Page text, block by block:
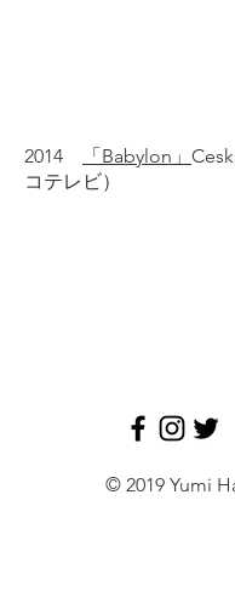
2014 「Babylon」
コテレビ）
© 2019 Yumi